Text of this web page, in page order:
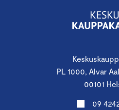
PL 1000, Alvar
00101
09